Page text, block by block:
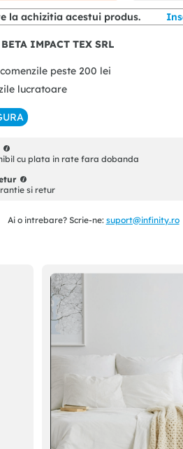
la achizitia acestui produs.
BETA IMPACT TEX SRL
peste 200 lei
lucratoare
cu plata in rate fara dobanda
si retur
Ai o intrebare? Scrie-ne: suport@infinity.ro